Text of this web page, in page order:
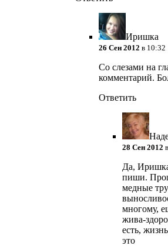
Иришка
26 Сен 2012 в 10:32
Со слезами на
комментарий.
Ответить
28 Сен 2012
Да,
пиши.
медные
многому,
жива-
есть,
это